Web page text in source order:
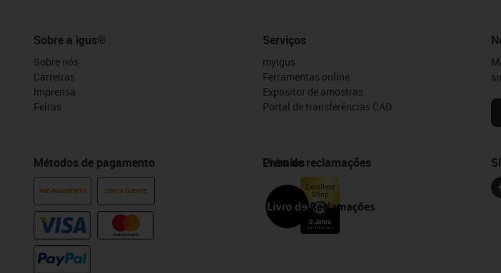
Sobre a igus®
Sobre nós
Carreiras
Imprensa
Feiras
Métodos de pagamento
PRÉ-PAGAMENTO CONTA CLIENTE
Serviços
myigus
Ferramentas online
Expositor de amostras
Portal de transferências CAD
Prémios
Livro de reclamações